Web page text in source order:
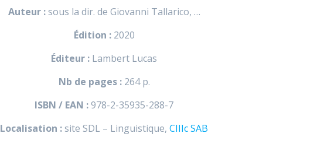
Auteur :sous la dir. de Giovanni Tallarico, …
Édition :2020
Éditeur : Lambert Lucas
Nb de pages :264 p.
ISBN / EAN :978-2-35935-288-7
Localisation :site SDL – Linguistique,CIIIc SAB